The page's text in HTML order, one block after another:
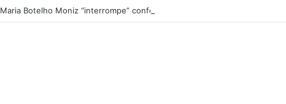
Maria Botelho Moniz “interrompe” confessionário